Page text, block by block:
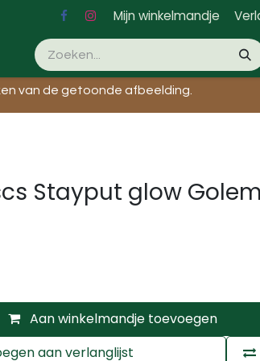
Mijn winkelmandje
van de getoonde afbeelding.​
Stayput glow Golem
Aan winkelmandje toevoegen
aan verlanglijst